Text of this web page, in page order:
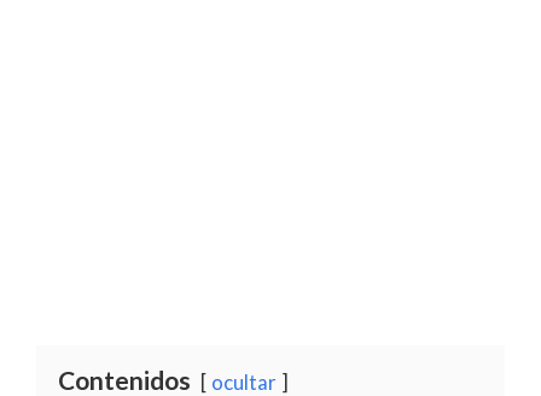
Contenidos ocultar